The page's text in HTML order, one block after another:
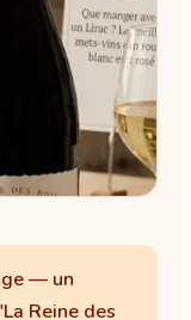
— un
Reine des